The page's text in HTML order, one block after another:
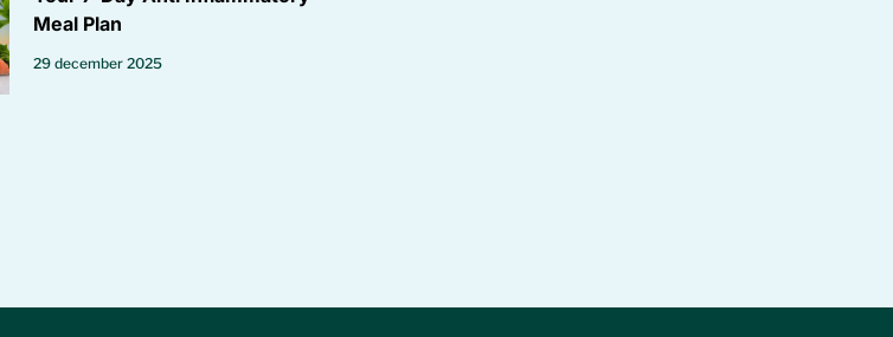
Meal Plan
29 december 2025